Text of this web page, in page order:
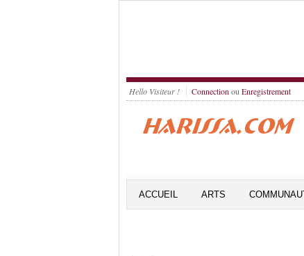
Hello Visiteur ! Connection ou Enregistrement
ACCUEIL ARTS